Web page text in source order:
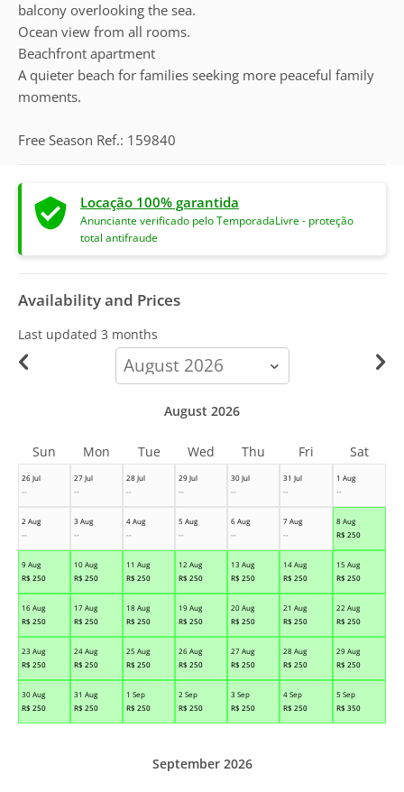
balcony overlooking the sea.
Ocean view from all rooms.
Beachfront apartment
A quieter beach for families seeking more peaceful family
moments.
Free Season Ref.: 159840
Locação 100% garantida
Anunciante verificado pelo TemporadaLivre - proteção
total antifraude
Availability and Prices
Last updated 3 months
calendar-
month
26 Jul
--
27 Jul
--
28 Jul
--
29 Jul
--
30 Jul
--
31 Jul
--
1 Aug
--
2 Aug
--
3 Aug
--
4 Aug
--
5 Aug
--
6 Aug
--
7 Aug
--
8 Aug
R$ 250
9 Aug
R$ 250
10 Aug
R$ 250
11 Aug
R$ 250
12 Aug
R$ 250
13 Aug
R$ 250
14 Aug
R$ 250
15 Aug
R$ 250
16 Aug
R$ 250
17 Aug
R$ 250
18 Aug
R$ 250
19 Aug
R$ 250
20 Aug
R$ 250
21 Aug
R$ 250
22 Aug
R$ 250
23 Aug
R$ 250
24 Aug
R$ 250
25 Aug
R$ 250
26 Aug
R$ 250
27 Aug
R$ 250
28 Aug
R$ 250
29 Aug
R$ 250
30 Aug
R$ 250
31 Aug
R$ 250
1 Sep
R$ 250
2 Sep
R$ 250
3 Sep
R$ 250
4 Sep
R$ 250
5 Sep
R$ 350
August 2026
Sun Mon Tue Wed Thu Fri Sat
September 2026